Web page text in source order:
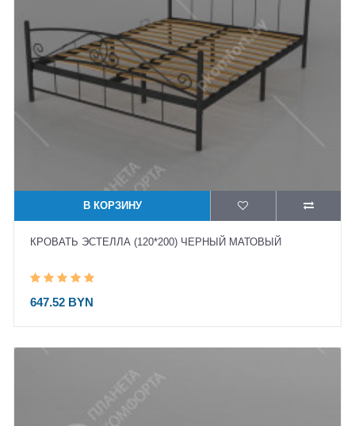
В КОРЗИНУ
КРОВАТЬ ЭСТЕЛЛА (120*200) ЧЕРНЫЙ МАТОВЫЙ
647.52 BYN